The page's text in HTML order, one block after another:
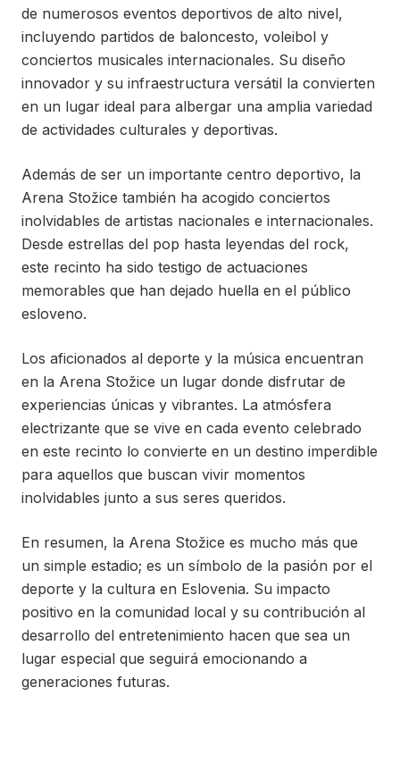
de numerosos eventos deportivos de alto nivel,
incluyendo partidos de baloncesto, voleibol y
conciertos musicales internacionales. Su diseño
innovador y su infraestructura versátil la convierten
en un lugar ideal para albergar una amplia variedad
de actividades culturales y deportivas.
Además de ser un importante centro deportivo, la
Arena Stožice también ha acogido conciertos
inolvidables de artistas nacionales e internacionales.
Desde estrellas del pop hasta leyendas del rock,
este recinto ha sido testigo de actuaciones
memorables que han dejado huella en el público
esloveno.
Los aficionados al deporte y la música encuentran
en la Arena Stožice un lugar donde disfrutar de
experiencias únicas y vibrantes. La atmósfera
electrizante que se vive en cada evento celebrado
en este recinto lo convierte en un destino imperdible
para aquellos que buscan vivir momentos
inolvidables junto a sus seres queridos.
En resumen, la Arena Stožice es mucho más que
un simple estadio; es un símbolo de la pasión por el
deporte y la cultura en Eslovenia. Su impacto
positivo en la comunidad local y su contribución al
desarrollo del entretenimiento hacen que sea un
lugar especial que seguirá emocionando a
generaciones futuras.